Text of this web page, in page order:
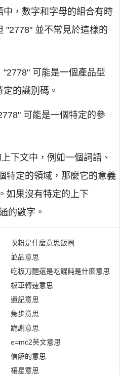
，數字和字母的組合有時
"2778" 並不常見於這樣的
可能是一個產品型
的識別碼。
可能是一個特定的參
下文中，例如一個詞語、
特定的領域，那麼它的意義
如果沒有特定的上下
的數字。
次粉是什麼意思飯圈
並品意思
吃板刀麵還是吃餛飩是什麼意思
檔車轉速意思
遺記意思
急步意思
跪謝意思
e=mc2英文意思
信解的意思
禳星意思